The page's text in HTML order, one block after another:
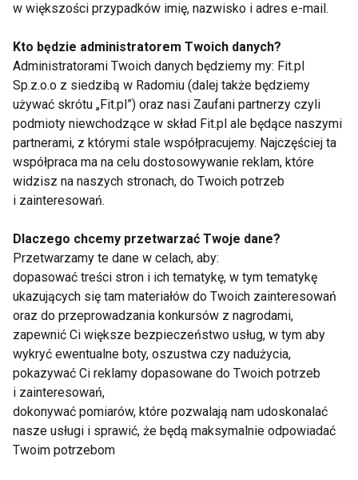
Charakterystyczne są nieprawidłowe relacje
rodzinne, kiedy to rodzą się oczekiwania, którym
starają się sprostać pacjentki. Szczególne
oczekiwania dotyczą roli kobiet. Rola ta nakazuje
poświęcanie się, rezygnację z własnych potrzeb na
rzecz innych osób. Trudno w takiej rodzinie
osiągnąć autonomię. Pacjentka z zaburzeniami
jedzenia ma trudności w sprecyzowaniu swoich
celów życiowych, zrozumieniu własnych potrzeb,
Przyczyny choroby mogą być też zupełnie inne:
strata kogoś bliskiego, depresja, silne przeżycia
psychiczne, rozstanie z partnerem, nieprawidłowo
prowadzona dieta odchudzająca, radioterapia,
choroba nowotworowa.
Niedościgniony ideał
Najczęściej chorują dziewczęta w wieku 16-17 lat,
w większości przypadków imię, nazwisko i adres e-mail.
Kto będzie administratorem Twoich danych?
Administratorami Twoich danych będziemy my: Fit.pl
Sp.z.o.o z siedzibą w Radomiu (dalej także będziemy
używać skrótu „Fit.pl”) oraz nasi Zaufani partnerzy czyli
podmioty niewchodzące w skład Fit.pl ale będące naszymi
partnerami, z którymi stale współpracujemy. Najczęściej ta
współpraca ma na celu dostosowywanie reklam, które
widzisz na naszych stronach, do Twoich potrzeb
i zainteresowań.
Dlaczego chcemy przetwarzać Twoje dane?
Przetwarzamy te dane w celach, aby:
dopasować treści stron i ich tematykę, w tym tematykę
ukazujących się tam materiałów do Twoich zainteresowań
oraz do przeprowadzania konkursów z nagrodami,
zapewnić Ci większe bezpieczeństwo usług, w tym aby
wykryć ewentualne boty, oszustwa czy nadużycia,
pokazywać Ci reklamy dopasowane do Twoich potrzeb
i zainteresowań,
dokonywać pomiarów, które pozwalają nam udoskonalać
nasze usługi i sprawić, że będą maksymalnie odpowiadać
Twoim potrzebom